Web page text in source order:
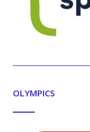
OLYMPICS